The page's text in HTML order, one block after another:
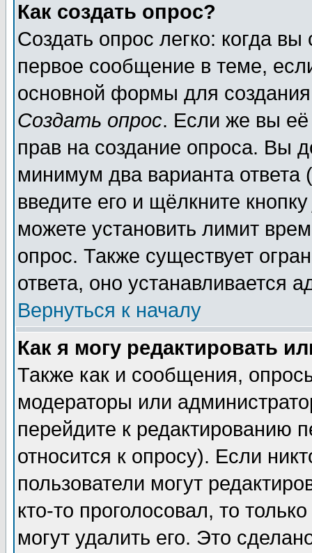
Как создать опрос?
Создать опрос легко: когда
первое сообщение в теме,
основной формы для
Создать опрос. Если же вы её
прав на создание опроса. Вы
минимум два варианта ответа
введите его и щёлкните
можете установить лимит
опрос. Также существует
ответа, оно устанавливается
Вернуться к началу
Как я могу редактировать
Также как и сообщения,
модераторы или
перейдите к редактированию
относится к опросу). Если
пользователи могут
кто-то проголосовал, то
могут удалить его. Это